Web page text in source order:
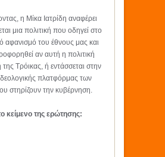
η Μίκα Ιατρίδη αναφέρει
μια πολιτική που οδηγεί στο
αφανισμό του έθνους μας και
αν αυτή η πολιτική
της Τρόικας, ή εντάσσεται στην
πλατφόρμας των
στηρίζουν την κυβέρνηση.
κείμενο της ερώτησης: